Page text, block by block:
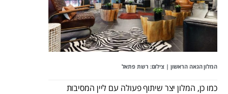
המלון הגאה הראשון | צילום: רשת פתאל
כמו כן, המלון יצר שיתוף פעולה עם ליין המסיבות